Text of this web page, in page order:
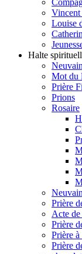
Vincent
Louise
Halte
Mot du
Prière
Prions
Rosaire
Prière
Acte de
Prière
Prière
Prière